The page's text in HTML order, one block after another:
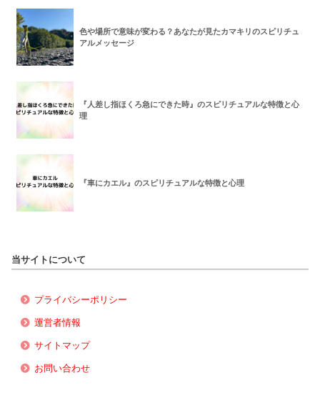
色や場所で意味が変わる？あなたが見たカマキリのスピリチュ
アルメッセージ
『人差し指ほくろ急にできた時』のスピリチュアルな特徴と心
理
『車にカエル』のスピリチュアルな特徴と心理
当サイトについて
プライバシーポリシー
運営者情報
サイトマップ
お問い合わせ